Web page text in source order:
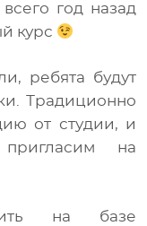
год назад
курс
ребята будут
Традиционно
от студии, и
на
на базе